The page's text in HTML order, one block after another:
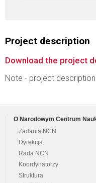
Project description
Download the project
Note - project
O Narodowym Centrum
Zadania NCN
Dyrekcja
Rada NCN
Koordynatorzy
Struktura